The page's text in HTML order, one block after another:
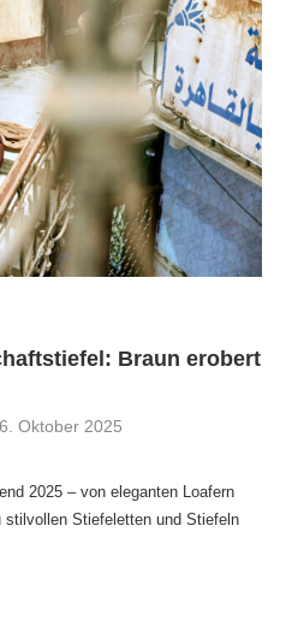
Braun erobert
6. Oktober 2025
2025 – von eleganten Loafern
Stiefeletten und Stiefeln